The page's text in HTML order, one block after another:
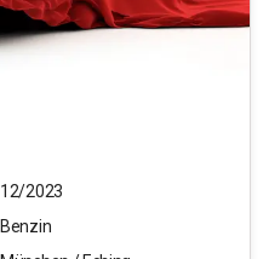
12/2023
Benzin